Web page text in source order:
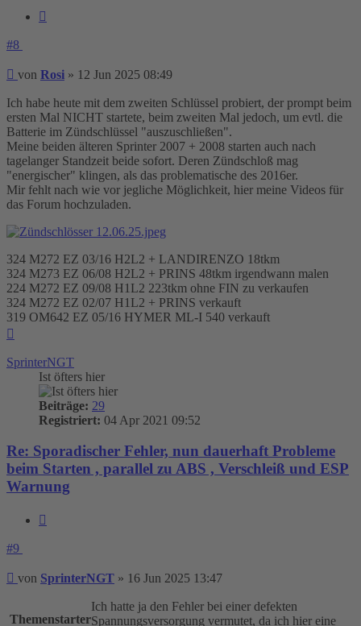
#8
Beitrag
von Rosi » 12 Jun 2025 08:49
Ich habe heute mit dem zweiten Schlüssel probiert, der prompt beim
ersten Mal NICHT startete, beim zweiten Mal jedoch, um evtl. die
Batterie im Zündschlüssel "auszuschließen".
Meine beiden älteren Sprinter 2007 + 2008 starten auch nach
tagelanger Standzeit beide sofort. Deren Zündschloß mag
"energischer" klingen, als das problematische des 2016er.
Mir fehlt nach wie vor jegliche Möglichkeit, hier meine Videos für
das Forum hochzuladen.
324 M272 EZ 03/16 H2L2 + LANDIRENZO 18tkm
324 M273 EZ 06/08 H2L2 + PRINS 48tkm irgendwann malen
224 M272 EZ 09/08 H1L2 223tkm ohne FIN zu verkaufen
324 M272 EZ 02/07 H1L2 + PRINS verkauft
319 OM642 EZ 05/16 HYMER ML-I 540 verkauft
SprinterNGT
Ist öfters hier
Beiträge: 29
Registriert: 04 Apr 2021 09:52
Re: Sporadischer Fehler, nun dauerhaft Probleme
beim Starten , parallel zu ABS , Verschleiß und ESP
Warnung
#9
Beitrag
von SprinterNGT » 16 Jun 2025 13:47
Themenstarter
Ich hatte ja den Fehler bei einer defekten
Spannungsversorgung vermutet, da ich hier eine